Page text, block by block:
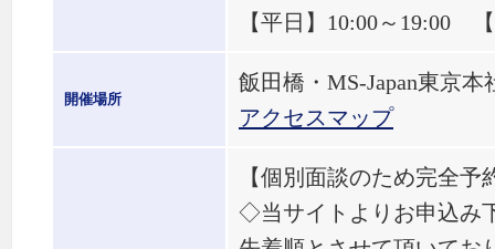
【平日】10:00～19:00
開催場所
飯田橋・MS-Japan東京本
アクセスマップ
【個別面談のため完全予
◇当サイトよりお申込み